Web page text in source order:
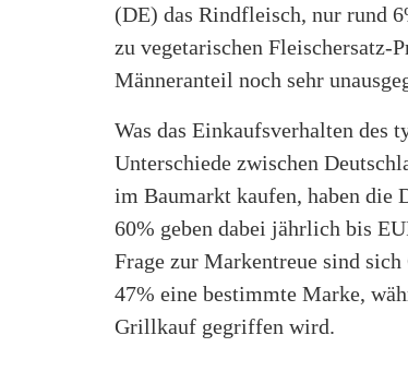
(DE) das Rindfleisch, nur rund
zu vegetarischen Fleischersatz-
Männeranteil noch sehr
Was das Einkaufsverhalten des
Unterschiede zwischen
im Baumarkt kaufen, haben die
60% geben dabei jährlich bis
Frage zur Markentreue sind
47% eine bestimmte Marke,
Grillkauf gegriffen wird.